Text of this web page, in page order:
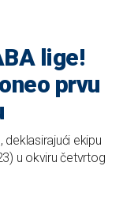
lige!
prvu
deklasirajući ekipu
u okviru četvrtog